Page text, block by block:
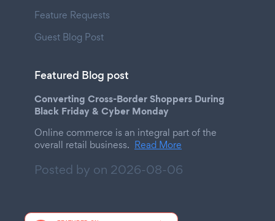
Feature Requests
Guest Blog Post
Featured Blog post
Converting Cross-Border Shoppers During
Black Friday & Cyber Monday
Online commerce is an integral part of the
overall retail business. Read More
Posted by on 2026-08-06